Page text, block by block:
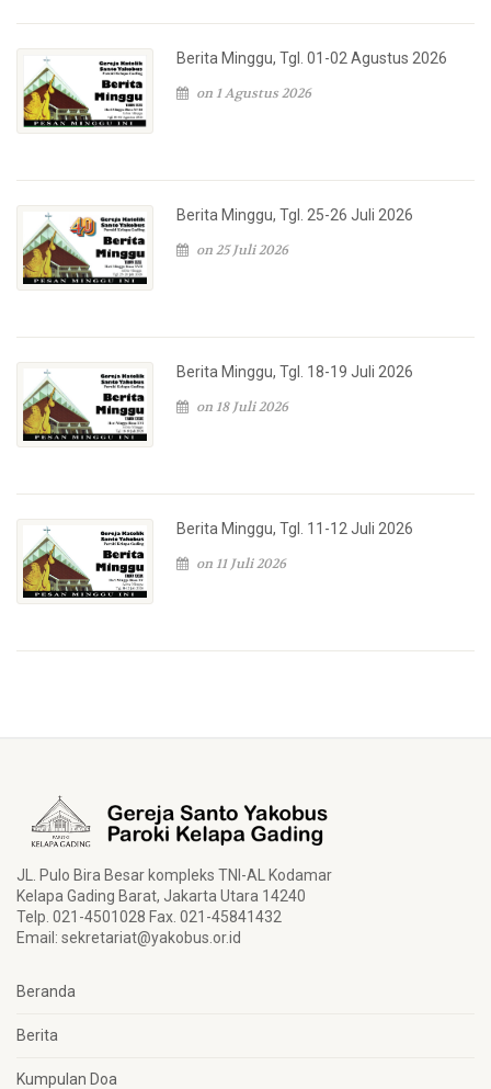
Berita Minggu, Tgl. 01-02 Agustus 2026
on 1 Agustus 2026
Berita Minggu, Tgl. 25-26 Juli 2026
on 25 Juli 2026
Berita Minggu, Tgl. 18-19 Juli 2026
on 18 Juli 2026
Berita Minggu, Tgl. 11-12 Juli 2026
on 11 Juli 2026
JL. Pulo Bira Besar kompleks TNI-AL Kodamar
Kelapa Gading Barat, Jakarta Utara 14240
Telp. 021-4501028 Fax. 021-45841432
Email: sekretariat@yakobus.or.id
Beranda
Berita
Kumpulan Doa